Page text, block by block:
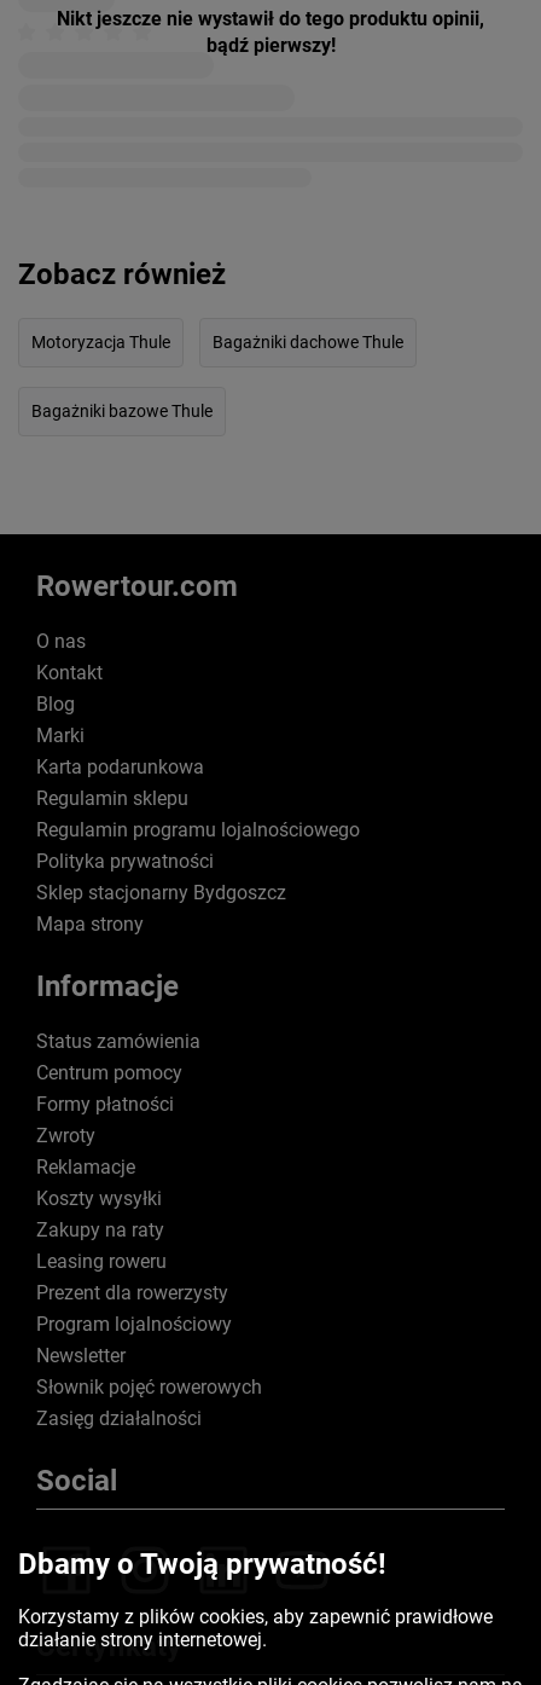
Nikt jeszcze nie wystawił do tego produktu opinii,
bądź pierwszy!
Zobacz również
Motoryzacja Thule Bagażniki dachowe Thule
Bagażniki bazowe Thule
Rowertour.com
O nas
Kontakt
Blog
Marki
Karta podarunkowa
Regulamin sklepu
Regulamin programu lojalnościowego
Polityka prywatności
Sklep stacjonarny Bydgoszcz
Mapa strony
Informacje
Status zamówienia
Centrum pomocy
Formy płatności
Zwroty
Reklamacje
Koszty wysyłki
Zakupy na raty
Leasing roweru
Prezent dla rowerzysty
Program lojalnościowy
Newsletter
Słownik pojęć rowerowych
Zasięg działalności
Social
Certyfikaty
Dbamy o Twoją prywatność!
Korzystamy z plików cookies, aby zapewnić prawidłowe
działanie strony internetowej.